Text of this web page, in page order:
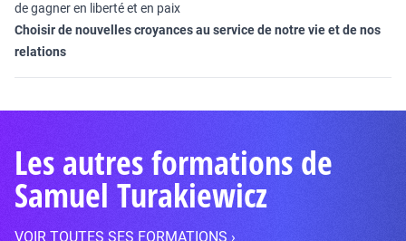
de gagner en liberté et en paix
Choisir de nouvelles croyances au service de notre vie et de nos
relations
Les autres formations de
Samuel Turakiewicz
VOIR TOUTES SES FORMATIONS ›